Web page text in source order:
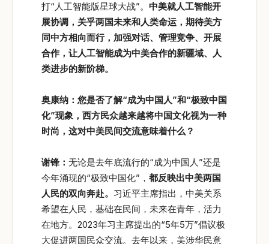
打“人工智能版星球大战”。 中美就人工智能开
展协调，关乎两国未来和人类命运，期待美方
同中方相向而行，加强对话、管理竞争、开展
合作，让人工智能成为中美合作的新疆域、人
类进步的新阶梯。
奥康纳：您是否了解“成为中国人”和“极致中国
化”现象，西方民众越来越将中国文化视为一种
时尚，这对中美民间交流意味着什么？
谢锋： 无论是去年底流行的“成为中国人”还是
今年涌现的“极致中国化”， 都反映出中美两国
人民的双向奔赴。 习近平主席指出，中美关系
希望在人民，基础在民间，未来在青年，活力
在地方。2023年习主席提出的“5年5万”倡议极
大促进两国民众交流。去年以来，美涉华民意